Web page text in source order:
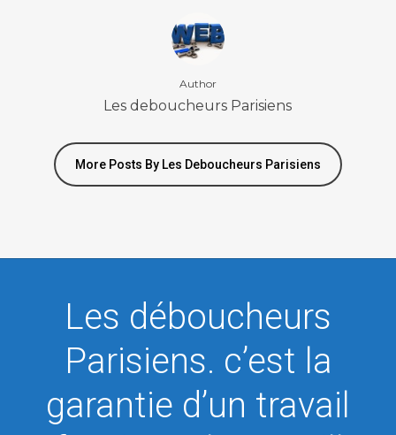
Author
Les deboucheurs Parisiens
More Posts By Les Deboucheurs Parisiens
Les déboucheurs
Parisiens. c’est la
garantie d’un travail